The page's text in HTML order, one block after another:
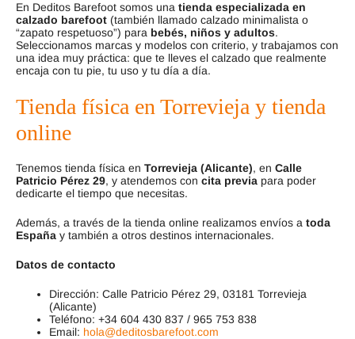
En Deditos Barefoot somos una tienda especializada en
calzado barefoot (también llamado calzado minimalista o
“zapato respetuoso”) para bebés, niños y adultos.
Seleccionamos marcas y modelos con criterio, y trabajamos con
una idea muy práctica: que te lleves el calzado que realmente
encaja con tu pie, tu uso y tu día a día.
Tienda física en Torrevieja y tienda
online
Tenemos tienda física en Torrevieja (Alicante), en Calle
Patricio Pérez 29, y atendemos con cita previa para poder
dedicarte el tiempo que necesitas.
Además, a través de la tienda online realizamos envíos a toda
España y también a otros destinos internacionales.
Datos de contacto
Dirección: Calle Patricio Pérez 29, 03181 Torrevieja
(Alicante)
Teléfono: +34 604 430 837 / 965 753 838
Email: hola@deditosbarefoot.com